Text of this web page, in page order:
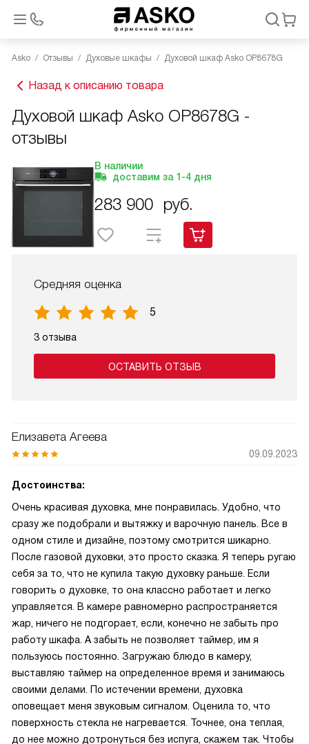
Asko Отзывы Духовые шкафы Духовой шкаф Asko OP8678G
Назад к описанию товара
Духовой шкаф Asko OP8678G -
отзывы
В наличии
доставим за 1-4 дня
283 900 руб.
Средняя оценка
5
3 отзыва
ОСТАВИТЬ ОТЗЫВ
Елизавета Агеева
09.09.2023
Достоинства:
Очень красивая духовка, мне понравилась. Удобно, что
сразу же подобрали и вытяжку и варочную панель. Все в
одном стиле и дизайне, поэтому смотрится шикарно.
После газовой духовки, это просто сказка. Я теперь ругаю
себя за то, что не купила такую духовку раньше. Если
говорить о духовке, то она классно работает и легко
управляется. В камере равномерно распространяется
жар, ничего не подгорает, если, конечно не забыть про
работу шкафа. А забыть не позволяет таймер, им я
пользуюсь постоянно. Загружаю блюдо в камеру,
выставляю таймер на определенное время и занимаюсь
своими делами. По истечении времени, духовка
оповещает меня звуковым сигналом. Оценила то, что
поверхность стекла не нагревается. Точнее, она теплая,
до нее можно дотронуться без испуга, скажем так. Чтобы